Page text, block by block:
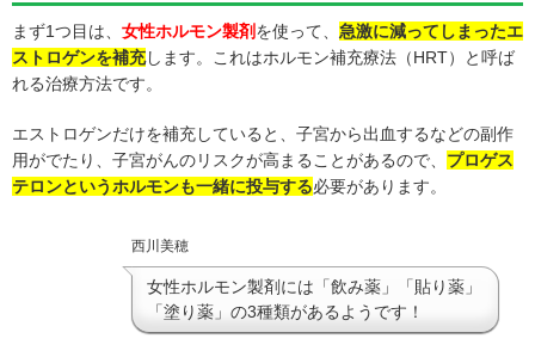
まず1つ目は、 女性ホルモン製剤を使って、 急激に減ってしまったエ
ストロゲンを補充します。これはホルモン補充療法（HRT）と呼ば
れる治療方法です。
エストロゲンだけを補充していると、子宮から出血するなどの副作
用がでたり、子宮がんのリスクが高まることがあるので、 プロゲス
テロンというホルモンも一緒に投与する必要があります。
西川美穂
女性ホルモン製剤には「飲み薬」「貼り薬」
「塗り薬」の3種類があるようです！